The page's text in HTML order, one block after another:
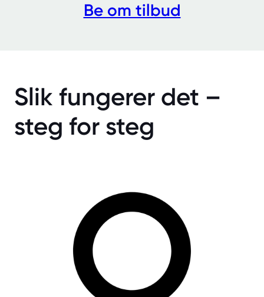
Be om tilbud
Slik fungerer det –
steg for steg